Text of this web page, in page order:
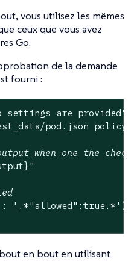
vous utilisez les mêmes
ceux que vous avez
Go.
de la demande
fourni :
settings are provided"
pod.json
when one the
"
: '.*"allowed":true.*' )
en bout en utilisant